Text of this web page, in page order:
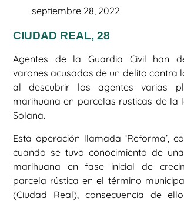
septiembre 28, 2022
CIUDAD REAL, 28
Agentes de la Guardia Civil han
varones acusados de un delito contra
al descubrir los agentes varias
marihuana en parcelas rusticas de la
Solana.
Esta operación llamada ‘Reforma’,
cuando se tuvo conocimiento de
marihuana en fase inicial de
parcela rústica en el término
(Ciudad Real), consecuencia de